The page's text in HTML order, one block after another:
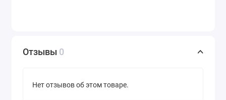
Отзывы 0
Нет отзывов об этом товаре.